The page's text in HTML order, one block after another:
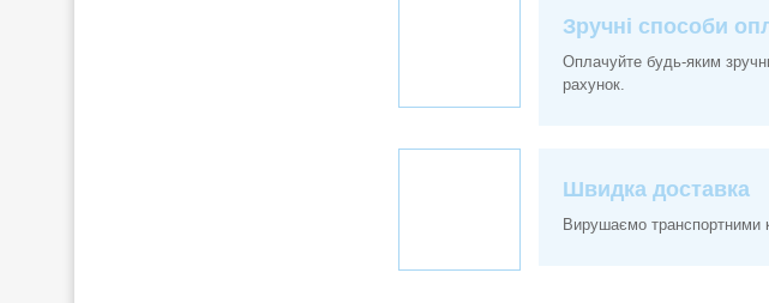
Зручні способи
Оплачуйте будь-яким
рахунок.
Швидка доставка
Вирушаємо транспортними